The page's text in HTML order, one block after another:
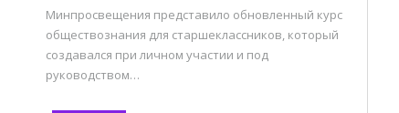
Минпросвещения представило обновленный курс
обществознания для старшеклассников, который
создавался при личном участии и под
руководством…